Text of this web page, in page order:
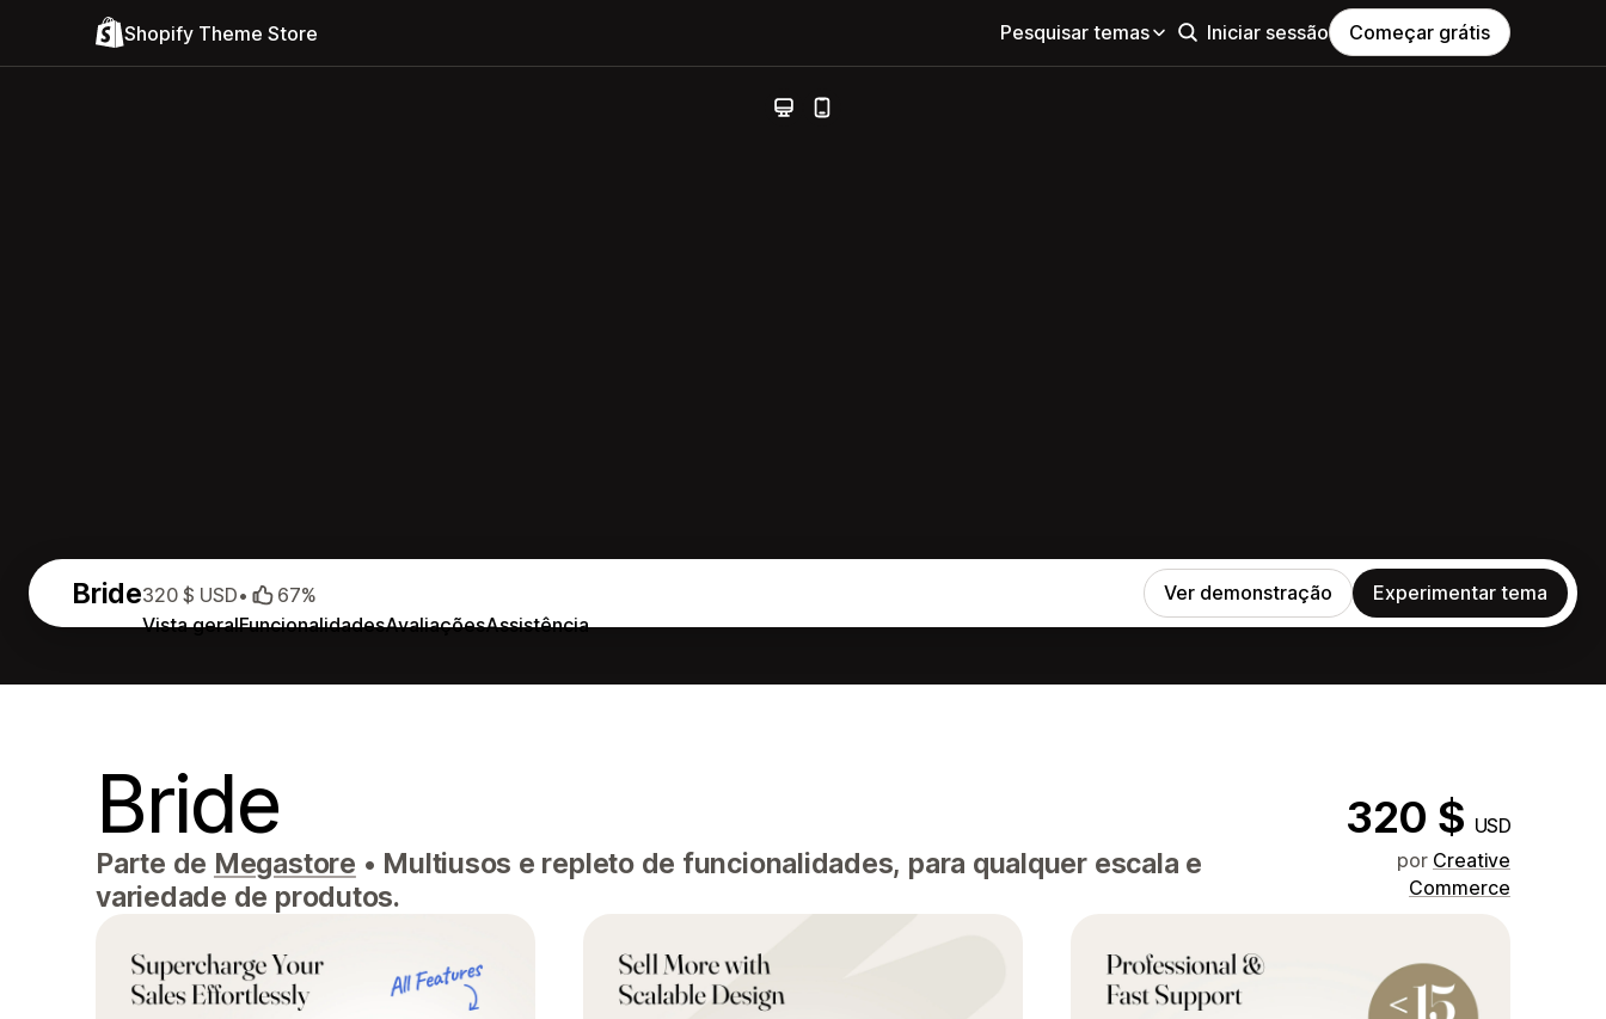
Shopify Theme Store Pesquisar temas Iniciar sessão Começar grátis
Bride
Vista geralFuncionalidadesAvaliaçõesAssistência
320 $ USD• 67% Ver demonstração Experimentar tema
Bride 320 $ USD
Parte de Megastore • Multiusos e repleto de funcionalidades, para qualquer escala e
variedade de produtos.
por Creative
Commerce